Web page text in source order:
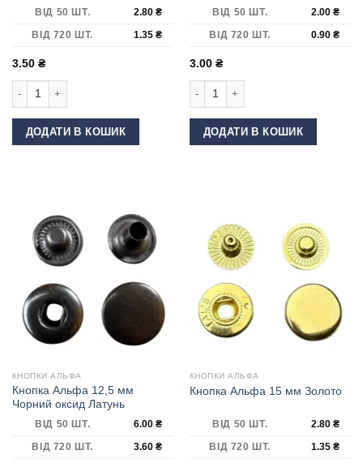
ВІД 50 ШТ. 2.80₴
ВІД 720 ШТ.
1.35₴
3.50 ₴
ДОДАТИ В КОШИК
ВІД 50 ШТ. 2.00₴
ВІД 720 ШТ.
0.90₴
3.00 ₴
ДОДАТИ В КОШИК
КНОПКИ АЛЬФА
Кнопка Альфа 12,5 мм
Чорний оксид Латунь
ВІД 50 ШТ. 6.00₴
ВІД 720 ШТ.
3.60₴
КНОПКИ АЛЬФА
Кнопка Альфа 15 мм Золото
ВІД 50 ШТ. 2.80₴
ВІД 720 ШТ.
1.35₴